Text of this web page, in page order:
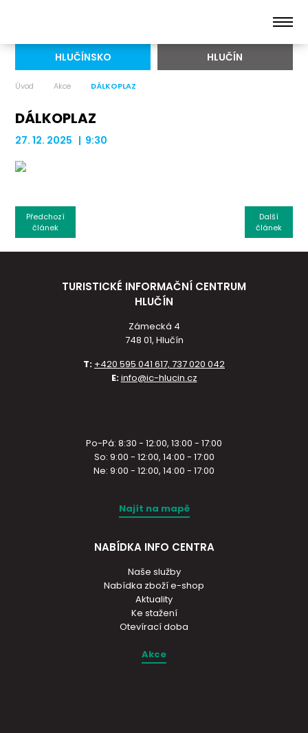
HLUČÍNSKO HLUČÍN
Úvod Akce DÁLKOPLAZ
DÁLKOPLAZ
27. 12. 2025 | 9:30
Další
článek
Předchozí
článek
TURISTICKÉ INFORMAČNÍ CENTRUM
HLUČÍN
Zámecká 4
748 01, Hlučín
T: +420 595 041 617, 737 020 042
E:info@ic-hlucin.cz
Po-Pá: 8:30 - 12:00, 13:00 - 17:00
So: 9:00 - 12:00, 14:00 - 17:00
Ne: 9:00 - 12:00, 14:00 - 17:00
Najít na mapě
NABÍDKA INFO CENTRA
Naše služby
Nabídka zboží e-shop
Aktuality
Ke stažení
Otevírací doba
Akce